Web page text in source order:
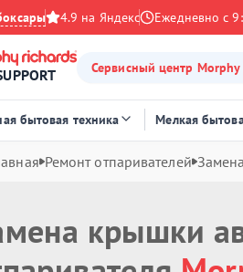
4.9 на Яндекс Ежедневно с
Сервисный центр Morphy
бытовая техника Мелкая
Ремонт отпаривателей
крышки